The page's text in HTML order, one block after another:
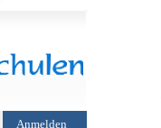
Anmelden